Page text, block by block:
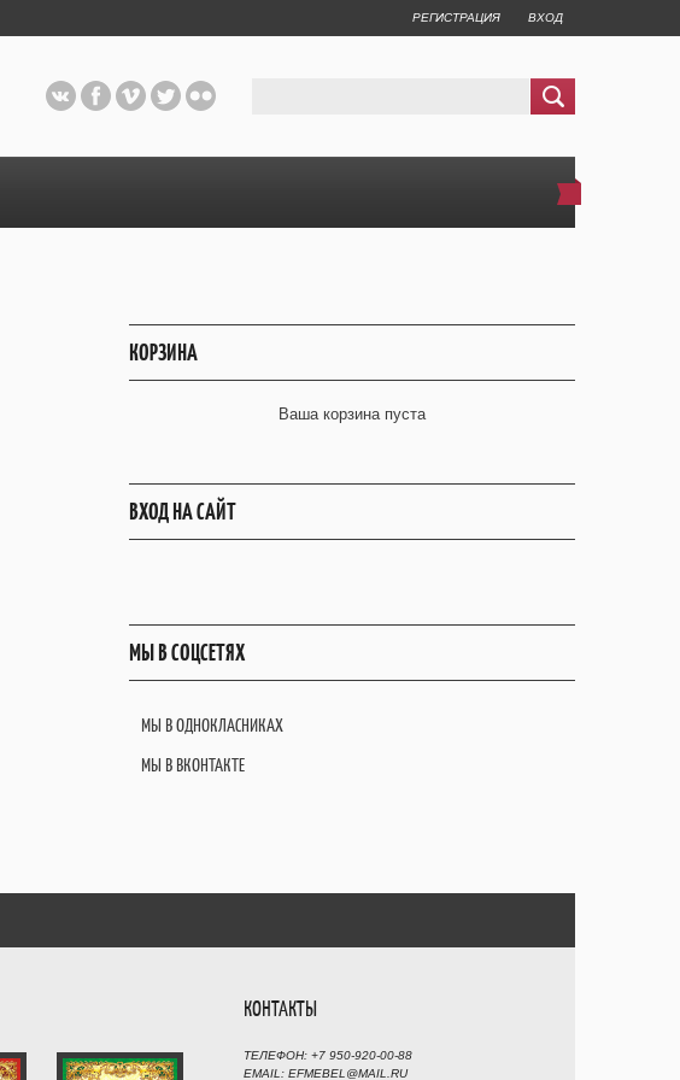
РЕГИСТРАЦИЯ ВХОД
КОРЗИНА
Ваша корзина пуста
ВХОД НА САЙТ
МЫ В СОЦСЕТЯХ
МЫ В ОДНОКЛАСНИКАХ
МЫ В ВКОНТАКТЕ
КОНТАКТЫ
ТЕЛЕФОН: +7 950-920-00-88
EMAIL: EFMEBEL@MAIL.RU